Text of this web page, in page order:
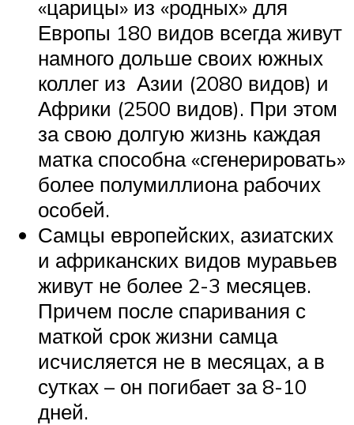
«царицы» из «родных» для
Европы 180 видов всегда живут
намного дольше своих южных
коллег из Азии (2080 видов) и
Африки (2500 видов). При этом
за свою долгую жизнь каждая
матка способна «сгенерировать»
более полумиллиона рабочих
особей.
Самцы европейских, азиатских
и африканских видов муравьев
живут не более 2-3 месяцев.
Причем после спаривания с
маткой срок жизни самца
исчисляется не в месяцах, а в
сутках – он погибает за 8-10
дней.